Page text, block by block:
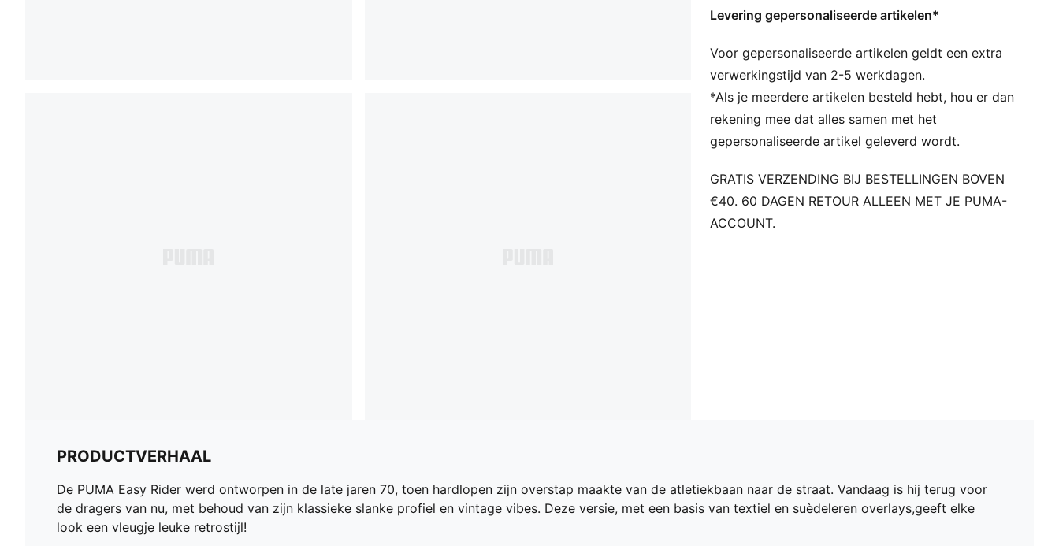
Suède hiel met underlay van imitatieleer
PUMA Formstrip van imitatieleer
PUMA-brandingdetails
PUMA voor kinderen: Aanbevolen voor jonge
kinderen tussen 4 en 8 jaar
Levering gepersonaliseerde artikelen*
Voor gepersonaliseerde artikelen geldt een extra
verwerkingstijd van 2-5 werkdagen.
*Als je meerdere artikelen besteld hebt, hou er dan
rekening mee dat alles samen met het
gepersonaliseerde artikel geleverd wordt.
GRATIS VERZENDING BIJ BESTELLINGEN BOVEN
€40. 60 DAGEN RETOUR ALLEEN MET JE PUMA-
ACCOUNT.
PRODUCTVERHAAL
De PUMA Easy Rider werd ontworpen in de late jaren 70, toen hardlopen zijn overstap maakte van de atletiekbaan naar de straat. Vandaag is hij terug voor
de dragers van nu, met behoud van zijn klassieke slanke profiel en vintage vibes. Deze versie, met een basis van textiel en suèdeleren overlays,geeft elke
look een vleugje leuke retrostijl!